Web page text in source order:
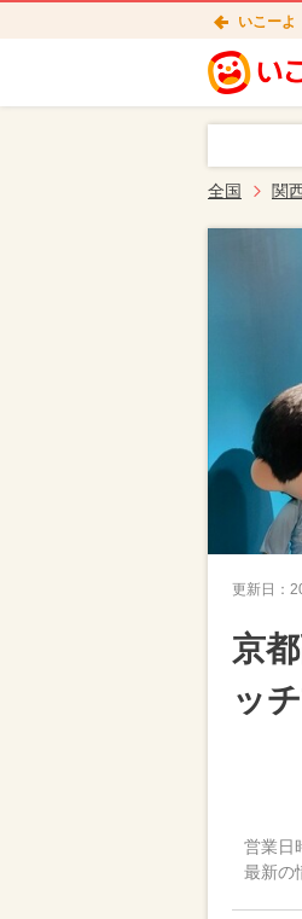
いこーよ
全国 関
更新日：
京
ッ
営業日
最新の